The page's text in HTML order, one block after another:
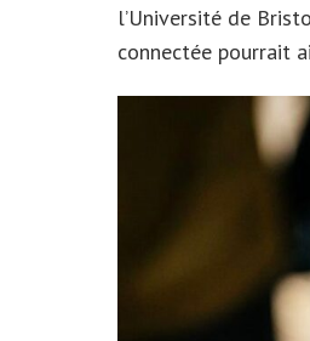
l’Université de
connectée pourrait